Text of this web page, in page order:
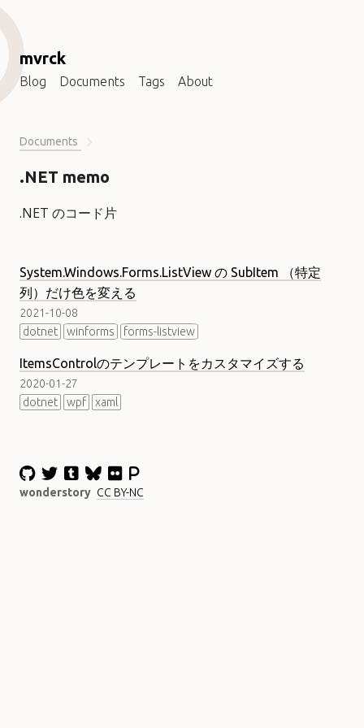
mvrck
Blog Documents Tags About
Documents
.NET memo
.NET のコード片
System.Windows.Forms.ListView の SubItem （特定
列）だけ色を変える
2021-10-08
dotnet
winforms forms-listview
ItemsControlのテンプレートをカスタマイズする
2020-01-27
dotnet
wpf xaml
wonderstory CC BY-NC